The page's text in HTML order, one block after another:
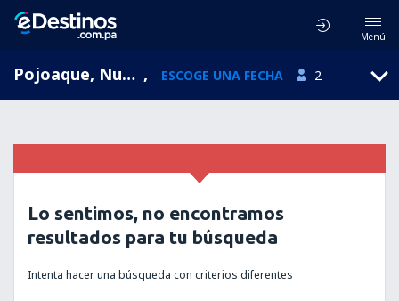
Menú
Pojoaque, Nuevo México, Estados Unidos , ESCOGE UNA FECHA 2
Lo sentimos, no encontramos
resultados para tu búsqueda
Intenta hacer una búsqueda con criterios diferentes